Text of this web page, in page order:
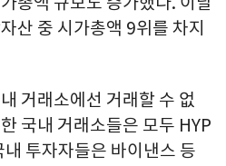
산 중 시가총액 9위를 차지
거래소에선 거래할 수 없
국내 거래소들은 모두 HYP
투자자들은 바이낸스 등